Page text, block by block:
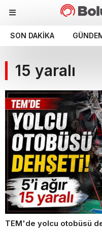
SON DAKIKA
15 yaralı
TEM'de yolcu otobüsü